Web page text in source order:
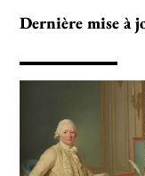
Dernière mise à